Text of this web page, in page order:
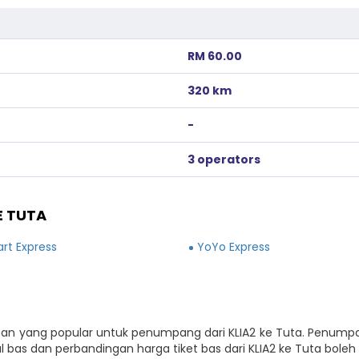
RM 60.00
320 km
-
3 operators
TUTA
Express YoYo Express
yang popular untuk penumpang dari KLIA2 ke Tuta.
dan perbandingan harga tiket bas dari KLIA2 ke Tuta